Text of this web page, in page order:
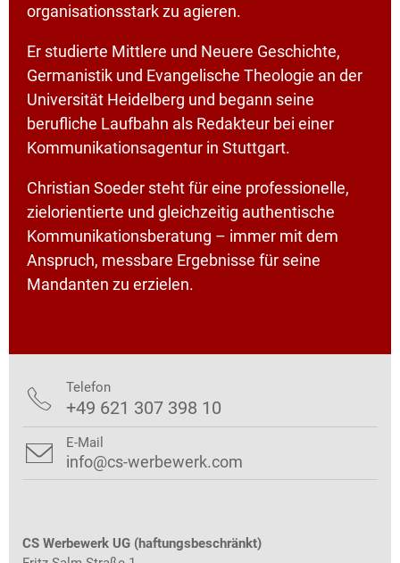
organisationsstark zu agieren.
Er studierte Mittlere und Neuere Geschichte,
Germanistik und Evangelische Theologie an der
Universität Heidelberg und begann seine
berufliche Laufbahn als Redakteur bei einer
Kommunikationsagentur in Stuttgart.
Christian Soeder steht für eine professionelle,
zielorientierte und gleichzeitig authentische
Kommunikationsberatung – immer mit dem
Anspruch, messbare Ergebnisse für seine
Mandanten zu erzielen.
CS Werbewerk UG (haftungsbeschränkt)
 Telefon
+49 621 307 398 10
 E-Mail
info@cs-werbewerk.com